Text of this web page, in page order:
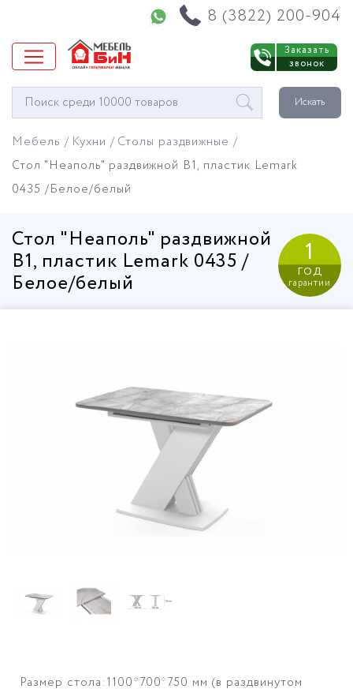
8 (3822) 200-904
Заказать
звонок
Окно
поиска
Искать
Мебель Кухни
Столы раздвижные
Стол "Неаполь" раздвижной В1, пластик Lemark
0435 /Белое/белый
Стол "Неаполь" раздвижной
В1, пластик Lemark 0435 /
Белое/белый
1
год
гарантии
Размер стола:1100*700*750 мм (в раздвинутом